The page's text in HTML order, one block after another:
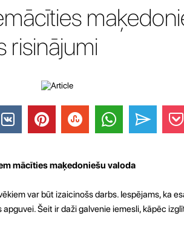
risinājumi
mācīties maķedoniešu valoda
var būt izaicinošs darbs. Iespējams, ka
Šeit ir daži galvenie iemesli, kāpēc